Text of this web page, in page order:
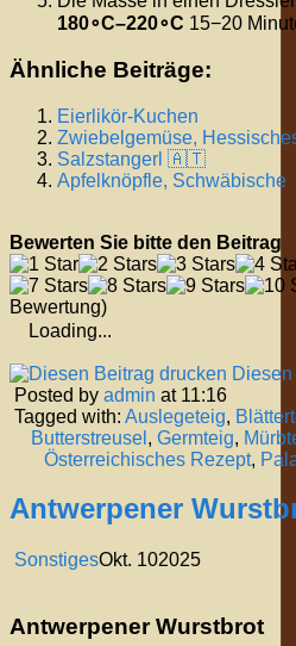
180∘C–220∘C 15−20
Ähnliche Beiträge:
Eierlikör-Kuchen
Zwiebelgemüse,
Salzstangerl 🇦🇹
Apfelknöpfle, Schwäbische
Bewerten Sie bitte den Beitrag
Bewertung)
Loading...
Posted by admin at 11:16
Tagged with: Auslegeteig,
Butterstreusel , Germteig,
Österreichisches Rezept,
Antwerpener
SonstigesOkt. 102025
Antwerpener Wurstbrot